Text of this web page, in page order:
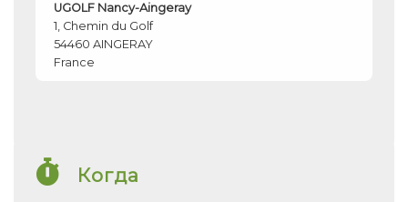
UGOLF Nancy-Aingeray
1, Chemin du Golf
54460 AINGERAY
France
Когда